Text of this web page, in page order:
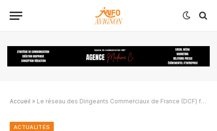
Accueil » Le réseau des Dirigeants Commerciaux de France (DCF) fait son retour dans le Vaucluse
ACTUALITÉS